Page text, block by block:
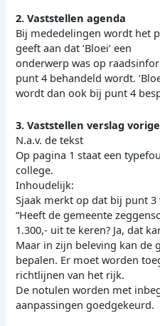
2. Vaststellen agenda
Bij mededelingen wordt het
geeft aan dat ‘Bloei’ een
onderwerp was op
punt 4 behandeld wordt.
wordt dan ook bij punt 4
3. Vaststellen verslag
N.a.v. de tekst
Op pagina 1 staat een
college.
Inhoudelijk:
Sjaak merkt op dat bij punt
“Heeft de gemeente
1.300,- uit te keren? Ja, dat
Maar in zijn beleving kan de
bepalen. Er moet worden
richtlijnen van het rijk.
De notulen worden met
aanpassingen goedgekeurd.